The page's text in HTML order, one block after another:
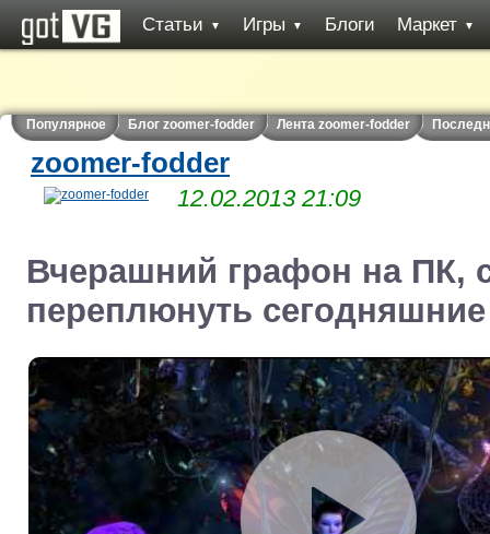
Статьи ▼ Игры ▼ Блоги Маркет ▼
Популярное Блог zoomer-fodder Лента zoomer-fodder
zoomer-fodder
12.02.2013 21:09
Вчерашний графон на ПК,
переплюнуть